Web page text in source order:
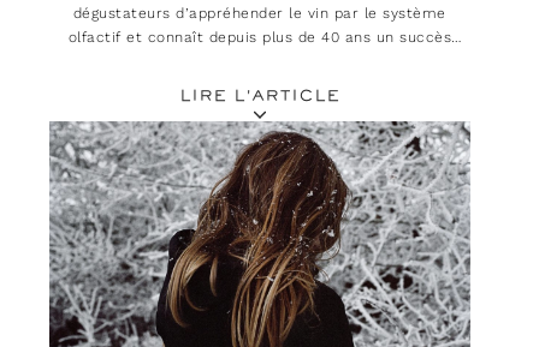
dégustateurs d’appréhender le vin par le système
olfactif et connaît depuis plus de 40 ans un succès
LIRE L'ARTICLE